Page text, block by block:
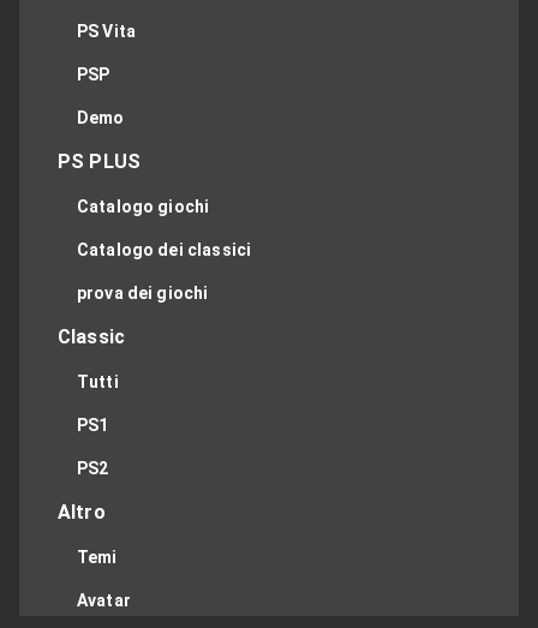
PS Vita
PSP
Demo
PS PLUS
Catalogo giochi
Catalogo dei classici
prova dei giochi
Classic
Tutti
PS1
PS2
Altro
Temi
Avatar